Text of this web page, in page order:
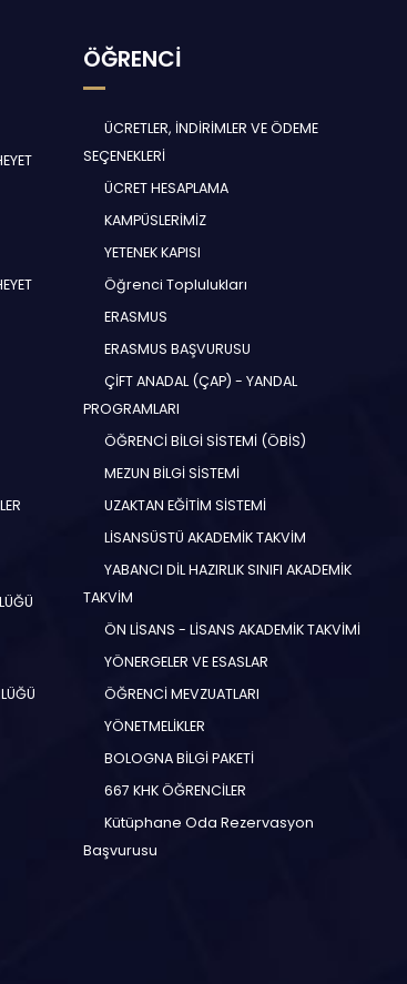
ÖĞRENCİ
ÜCRETLER, İNDİRİMLER VE ÖDEME
SEÇENEKLERİ
ÜCRET HESAPLAMA
KAMPÜSLERİMİZ
YETENEK KAPISI
Öğrenci Toplulukları
ERASMUS
ERASMUS BAŞVURUSU
ÇİFT ANADAL (ÇAP) - YANDAL
PROGRAMLARI
ÖĞRENCİ BİLGİ SİSTEMİ (ÖBİS)
MEZUN BİLGİ SİSTEMİ
UZAKTAN EĞİTİM SİSTEMİ
LİSANSÜSTÜ AKADEMİK TAKVİM
YABANCI DİL HAZIRLIK SINIFI AKADEMİK
TAKVİM
ÖN LİSANS - LİSANS AKADEMİK TAKVİMİ
YÖNERGELER VE ESASLAR
ÖĞRENCİ MEVZUATLARI
YÖNETMELİKLER
BOLOGNA BİLGİ PAKETİ
667 KHK ÖĞRENCİLER
Kütüphane Oda Rezervasyon
Başvurusu